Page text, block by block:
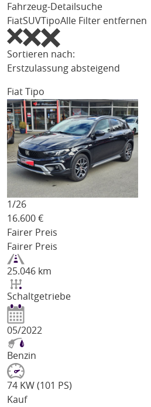
Fahrzeug-Detailsuche
FiatSUVTipoAlle Filter entfernen
Sortieren nach:
Erstzulassung absteigend
Fiat Tipo
1/26
16.600 €
Fairer Preis
Fairer Preis
25.046 km
Schaltgetriebe
05/2022
Benzin
74 KW (101 PS)
Kauf